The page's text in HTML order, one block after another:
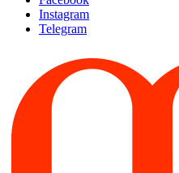
Instagram
Telegram